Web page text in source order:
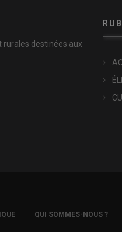
rurales destinées aux
QUI SOMMES-NOUS ?